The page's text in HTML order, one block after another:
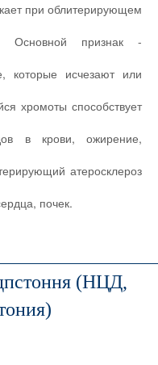
при облитерирующем
Основной признак -
которые исчезают или
хромоты способствует
в крови, ожирение,
атеросклероз
почек.
(НЦД,